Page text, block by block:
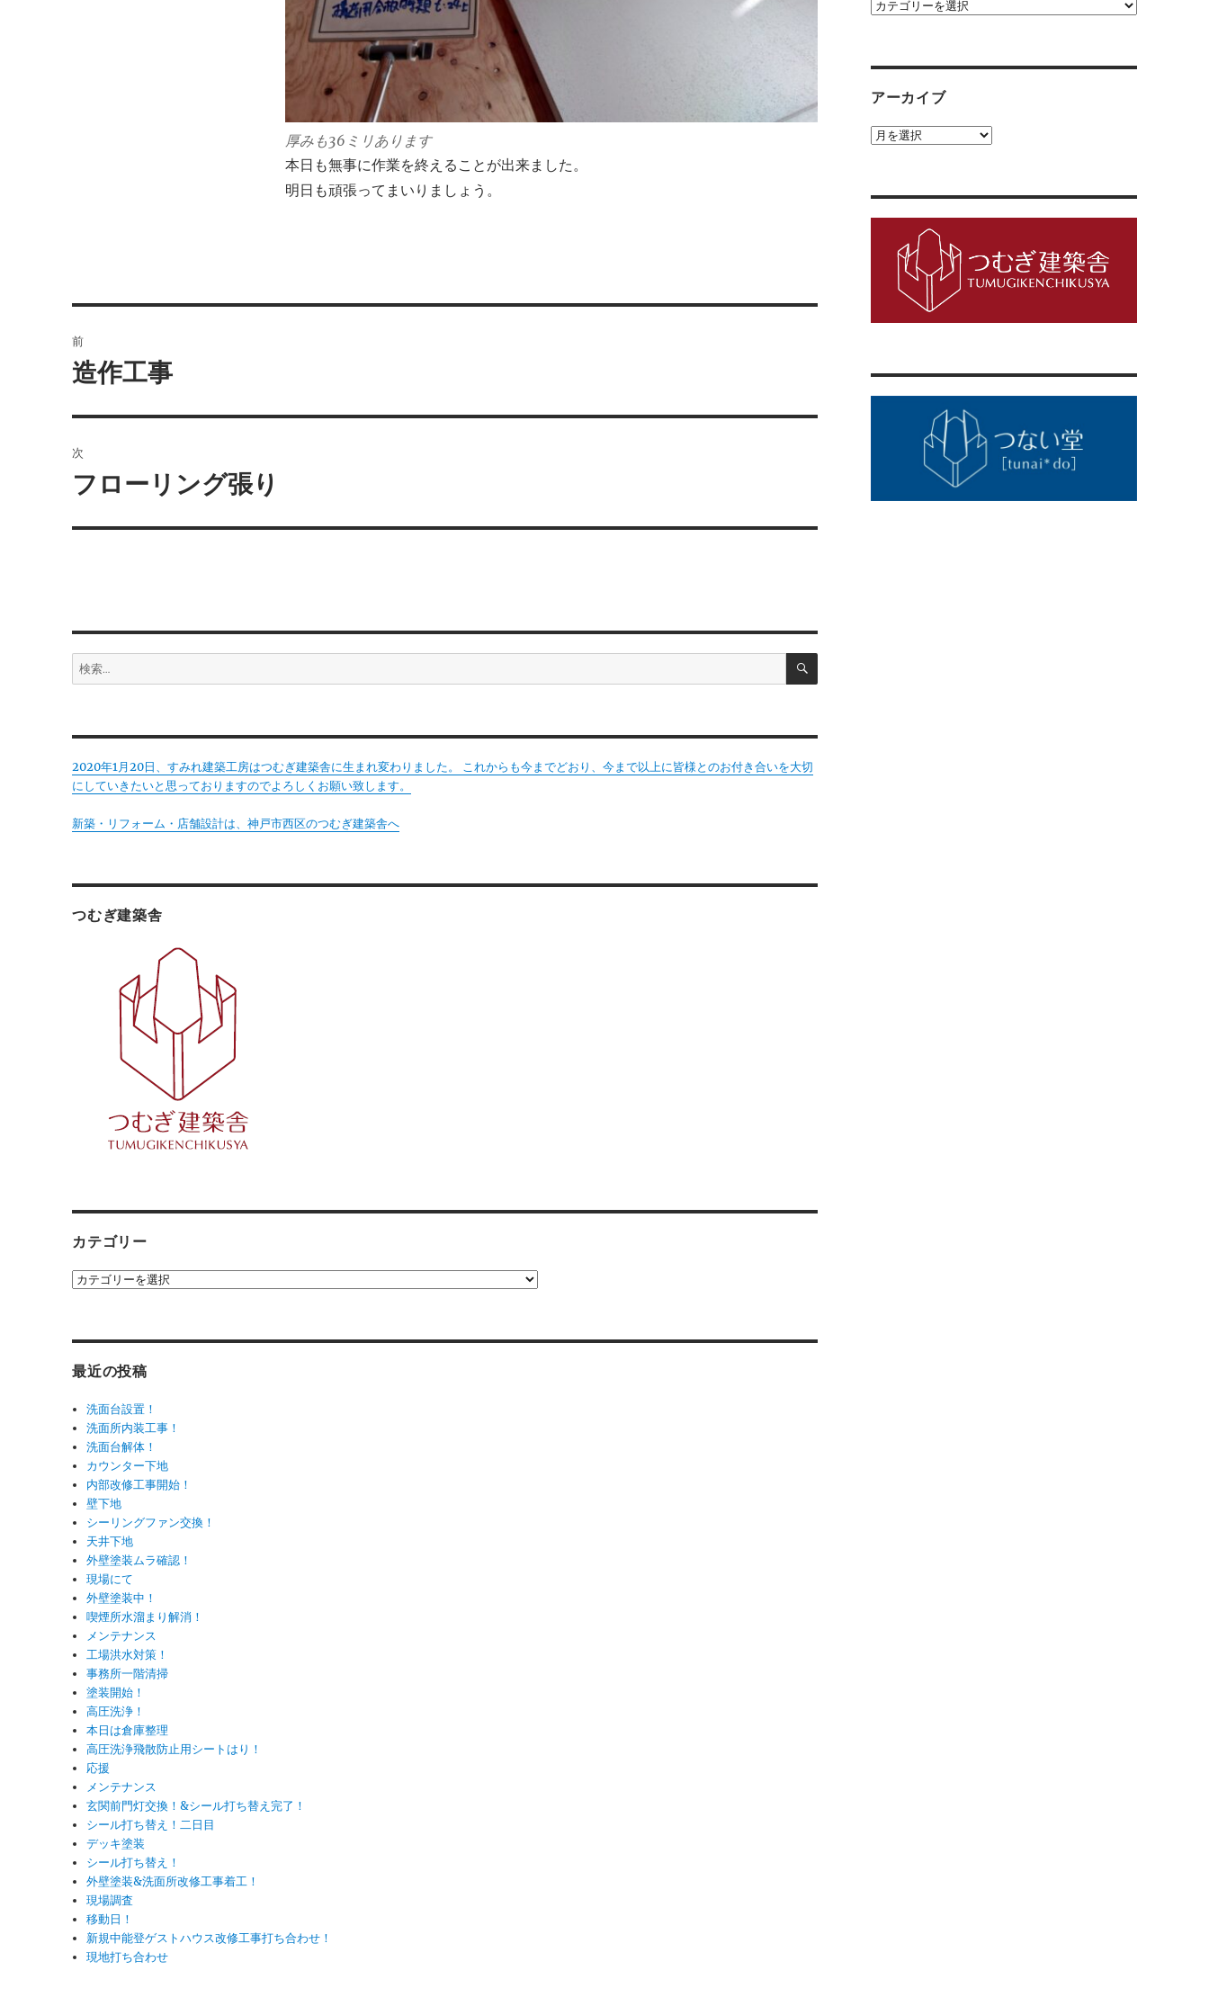
厚みも36ミリあります
本日も無事に作業を終えることが出来ました。
明日も頑張ってまいりましょう。
稿
ゲ
ン
前
前
投
稿:
造作工事
次
次
投
フローリング張り
検
索:
検
2020年1月20日、すみれ建築工房はつむぎ建築舎に生まれ変わりました。 これからも今までどおり、今まで以上に皆様とのお付き合いを大切
にしていきたいと思っておりますのでよろしくお願い致します。
新築・リフォーム・店舗設計は、神戸市西区のつむぎ建築舎へ
つむぎ建築舎
カテゴリー
カ
最近の投稿
洗面台設置！
洗面所内装工事！
洗面台解体！
カウンター下地
内部改修工事開始！
壁下地
シーリングファン交換！
天井下地
外壁塗装ムラ確認！
現場にて
外壁塗装中！
喫煙所水溜まり解消！
メンテナンス
工場洪水対策！
事務所一階清掃
塗装開始！
高圧洗浄！
本日は倉庫整理
高圧洗浄飛散防止用シートはり！
応援
メンテナンス
玄関前門灯交換！&シール打ち替え完了！
シール打ち替え！二日目
デッキ塗装
シール打ち替え！
外壁塗装&洗面所改修工事着工！
現場調査
移動日！
新規中能登ゲストハウス改修工事打ち合わせ！
現地打ち合わせ
カ
アーカイブ
ア